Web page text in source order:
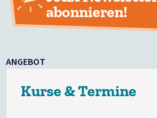
abonnieren!
ANGEBOT
Kurse & Termine